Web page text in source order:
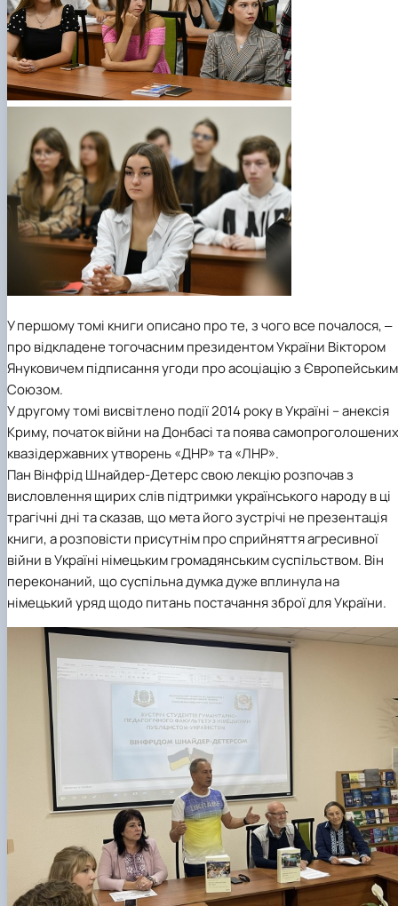
У першому томі книги описано про те, з чого все почалося, ‒
про відкладене тогочасним президентом України Віктором
Януковичем підписання угоди про асоціацію з Європейським
Союзом.
У другому томі висвітлено події 2014 року в Україні – анексія
Криму, початок війни на Донбасі та поява самопроголошених
квазідержавних утворень «ДНР» та «ЛНР».
Пан Вінфрід Шнайдер-Детерс свою лекцію розпочав з
висловлення щирих слів підтримки українського народу в ці
трагічні дні та сказав, що мета його зустрічі не презентація
книги, а розповісти присутнім про сприйняття агресивної
війни в Україні німецьким громадянським суспільством. Він
переконаний, що суспільна думка дуже вплинула на
німецький уряд щодо питань постачання зброї для України.